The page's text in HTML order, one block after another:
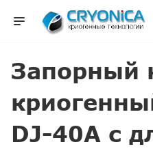
Запорный
DJ-40A с